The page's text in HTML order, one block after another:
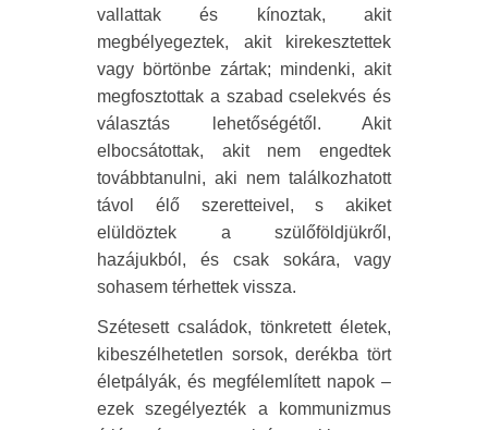
vallattak és kínoztak, akit
megbélyegeztek, akit kirekesztettek
vagy börtönbe zártak; mindenki, akit
megfosztottak a szabad cselekvés és
választás lehetőségétől. Akit
elbocsátottak, akit nem engedtek
továbbtanulni, aki nem találkozhatott
távol élő szeretteivel, s akiket
elüldöztek a szülőföldjükről,
hazájukból, és csak sokára, vagy
sohasem térhettek vissza.
Szétesett családok, tönkretett életek,
kibeszélhetetlen sorsok, derékba tört
életpályák, és megfélemlített napok –
ezek szegélyezték a kommunizmus